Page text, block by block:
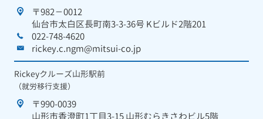
〒982－0012
仙台市太白区長町南3-3-36号 Kビルド2階201
022-748-4620
rickey.c.ngm@mitsui-co.jp
Rickeyクルーズ山形駅前
（就労移行支援）
〒990-0039
山形市香澄町1丁目3-15 山形むらきさわビル5階